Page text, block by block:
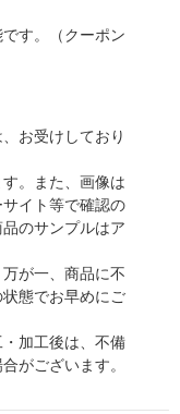
す。（クーポン
お受けしており
。また、画像は
イト等で確認の
のサンプルはア
が一、商品に不
態でお早めにご
加工後は、不備
がございます。